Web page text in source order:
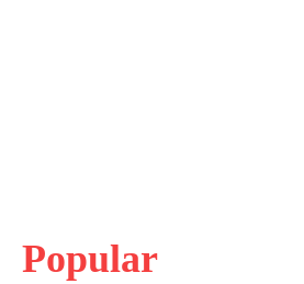
Popular